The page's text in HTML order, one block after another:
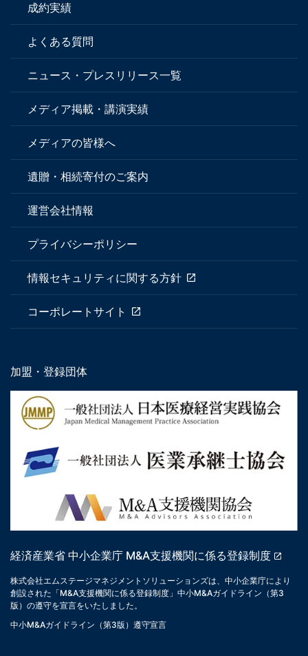
成約実績
よくある質問
ニュース・プレスリリース一覧
メディア掲載・講演実績
メディアの皆様へ
遺贈・相続寄付のご案内
運営会社情報
プライバシーポリシー
情報セキュリティに関する方針
コーポレートサイト
加盟・登録団体
経済産業省 中小企業庁 M&A支援機関に係る登録制度
株式会社エムステージマネジメントソリューションズは、中小企業庁により
創設された「M&A支援機関に係る登録制度」中小M&Aガイドライン（第3
版）の遵守を宣言をいたしました。
中小M&Aガイドライン（第3版）遵守宣言